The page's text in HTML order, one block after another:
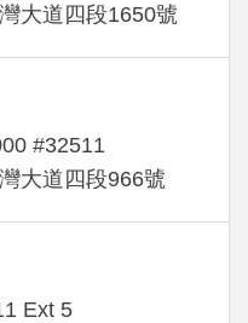
大道四段1650號
#32511
大道四段966號
Ext 5